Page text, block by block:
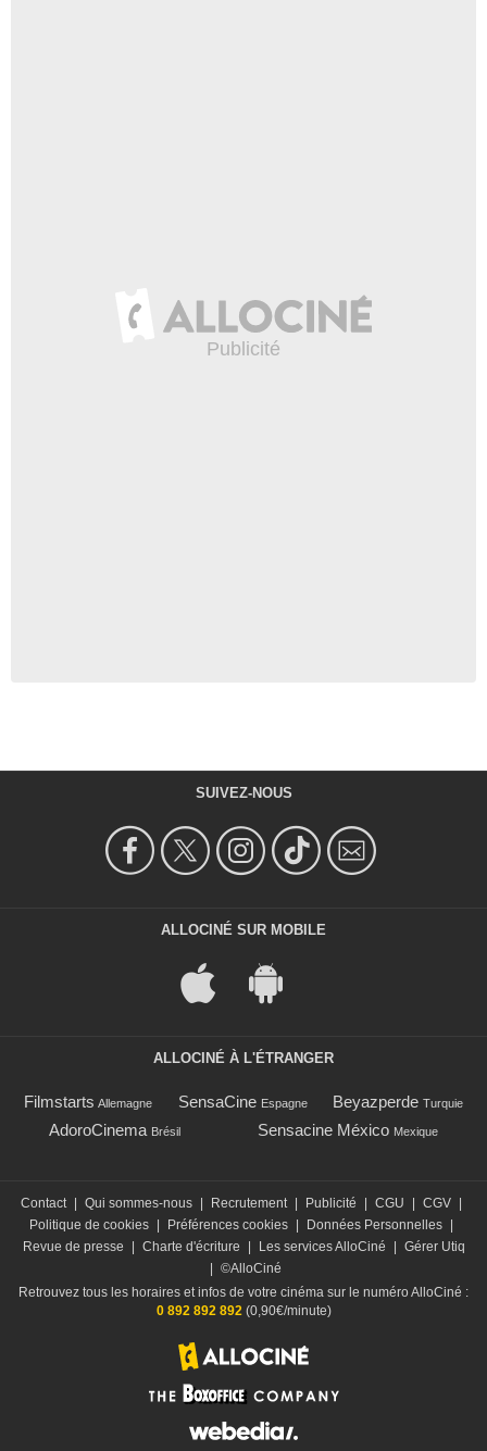
SUIVEZ-NOUS
ALLOCINÉ SUR MOBILE
ALLOCINÉ À L'ÉTRANGER
Filmstarts Allemagne SensaCine Espagne Beyazperde Turquie
AdoroCinema Brésil Sensacine México Mexique
Contact Qui sommes-nous Recrutement Publicité CGU CGV
Politique de cookies
Préférences cookies Données Personnelles
Revue de presse
Charte d'écriture Les services AlloCiné
Gérer Utiq
©AlloCiné
Retrouvez tous les horaires et infos de votre cinéma sur le numéro AlloCiné :
0 892 892 892(0,90€/minute)